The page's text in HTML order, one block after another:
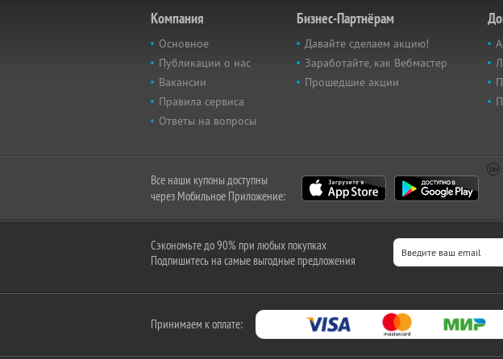
Компания
Основное
Публикации о нас
Вакансии
Правила сервиса
Ответы на вопросы
Бизнес-Партнёрам
Давайте сделаем акцию!
Заработайте, как Вебмастер
Прошедшие акции
Все наши купоны доступны
через Мобильное Приложение:
Сэкономьте до 90% при любых покупках
Подпишитесь на самые выгодные предложения
Принимаем к оплате: